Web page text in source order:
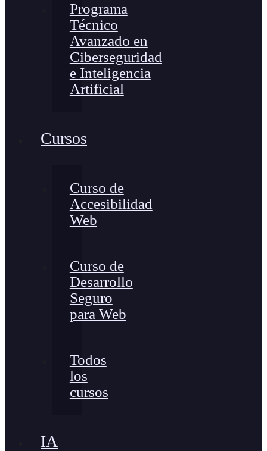
Programa
Técnico
Avanzado en
Ciberseguridad
e Inteligencia
Artificial
Cursos
Curso de
Accesibilidad
Web
Curso de
Desarrollo
Seguro
para Web
Todos
los
cursos
IA